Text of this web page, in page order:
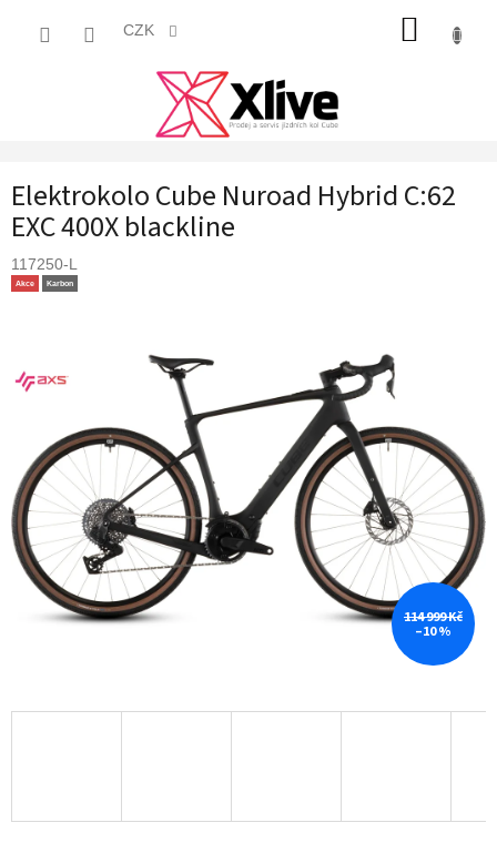
CZK
Elektrokolo Cube Nuroad Hybrid C:62
EXC 400X blackline
117250-L
Akce Karbon
114 999 Kč
–10 %